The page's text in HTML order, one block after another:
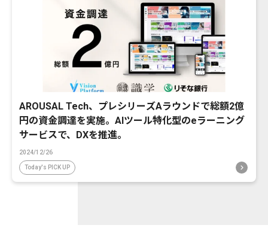
AROUSAL Tech、プレシリーズAラウンドで総額2億
円の資金調達を実施。AIツール特化型のeラーニング
サービスで、DXを推進。
2024/12/26
Today's PICK UP